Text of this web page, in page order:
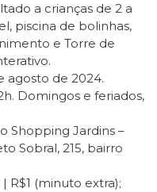
a crianças de 2 a
piscina de bolinhas,
e Torre de
agosto de 2024.
Domingos e feriados,
Shopping Jardins –
Sobral, 215, bairro
R$1 (minuto extra);